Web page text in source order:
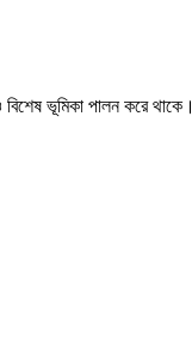
ভূমিকা পালন করে থাকে।